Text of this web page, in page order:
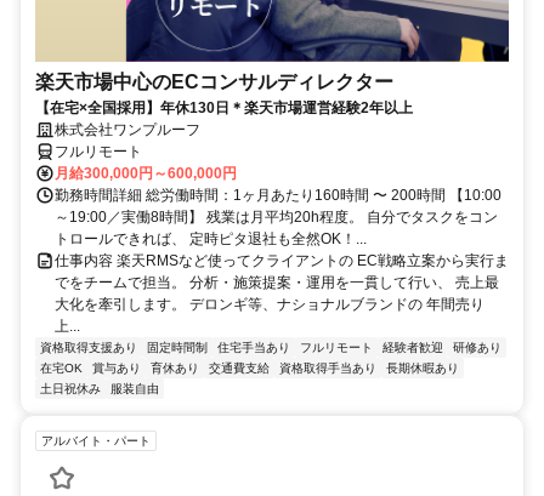
楽天市場中心のECコンサルディレクター
【在宅×全国採用】年休130日＊楽天市場運営経験2年以上
株式会社ワンプルーフ
フルリモート
月給300,000円～600,000円
勤務時間詳細 総労働時間：1ヶ月あたり160時間 〜 200時間 【10:00
～19:00／実働8時間】 残業は月平均20h程度。 自分でタスクをコン
トロールできれば、 定時ピタ退社も全然OK！...
仕事内容 楽天RMSなど使ってクライアントの EC戦略立案から実行ま
でをチームで担当。 分析・施策提案・運用を一貫して行い、 売上最
大化を牽引します。 デロンギ等、ナショナルブランドの 年間売り
上...
資格取得支援あり 固定時間制 住宅手当あり フルリモート 経験者歓迎
研修あり
在宅OK
賞与あり 育休あり 交通費支給 資格取得手当あり
長期休暇あり
土日祝休み
服装自由
アルバイト・パート